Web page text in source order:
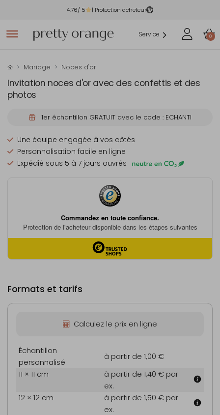
4.76/ 5 | Protection acheteur
Service 0
Mariage Noces d'or
Invitation noces d'or avec des confettis et des
photos
1er échantillon GRATUIT avec le code : ECHANTI
Une équipe engagée à vos côtés
Personnalisation facile en ligne
Expédié sous 5 à 7 jours ouvrés
Formats et tarifs
Calculez le prix en ligne
Échantillon
personnalisé
à partir de 1,00 €
11 × 11 cm
à partir de 1,40 € par
ex.
12 × 12 cm
à partir de 1,50 € par
ex.